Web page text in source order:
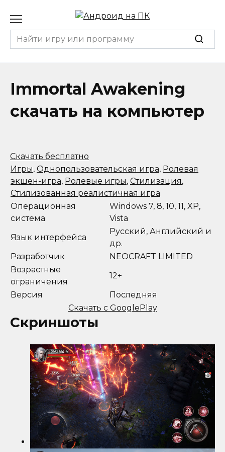
содержанию
Search
for:
Immortal Awakening
скачать на компьютер
Скачать бесплатно
Игры, Однопользовательская игра, Ролевая
экшен-игра, Ролевые игры, Стилизация,
Стилизованная реалистичная игра
Операционная
система
Windows 7, 8, 10, 11, XP,
Vista
Язык интерфейса
Русский, Английский и
др.
Разработчик
NEOCRAFT LIMITED
Возрастные
ограничения
12+
Версия
Последняя
Скачать с GooglePlay
Скриншоты